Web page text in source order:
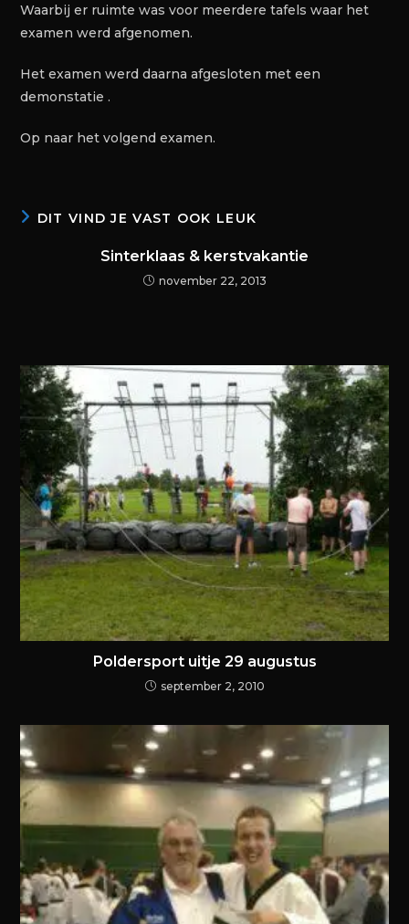
Waarbij er ruimte was voor meerdere tafels waar het
examen werd afgenomen.
Het examen werd daarna afgesloten met een
demonstatie .
Op naar het volgend examen.
DIT VIND JE VAST OOK LEUK
Sinterklaas & kerstvakantie
november 22, 2013
Poldersport uitje 29 augustus
september 2, 2010